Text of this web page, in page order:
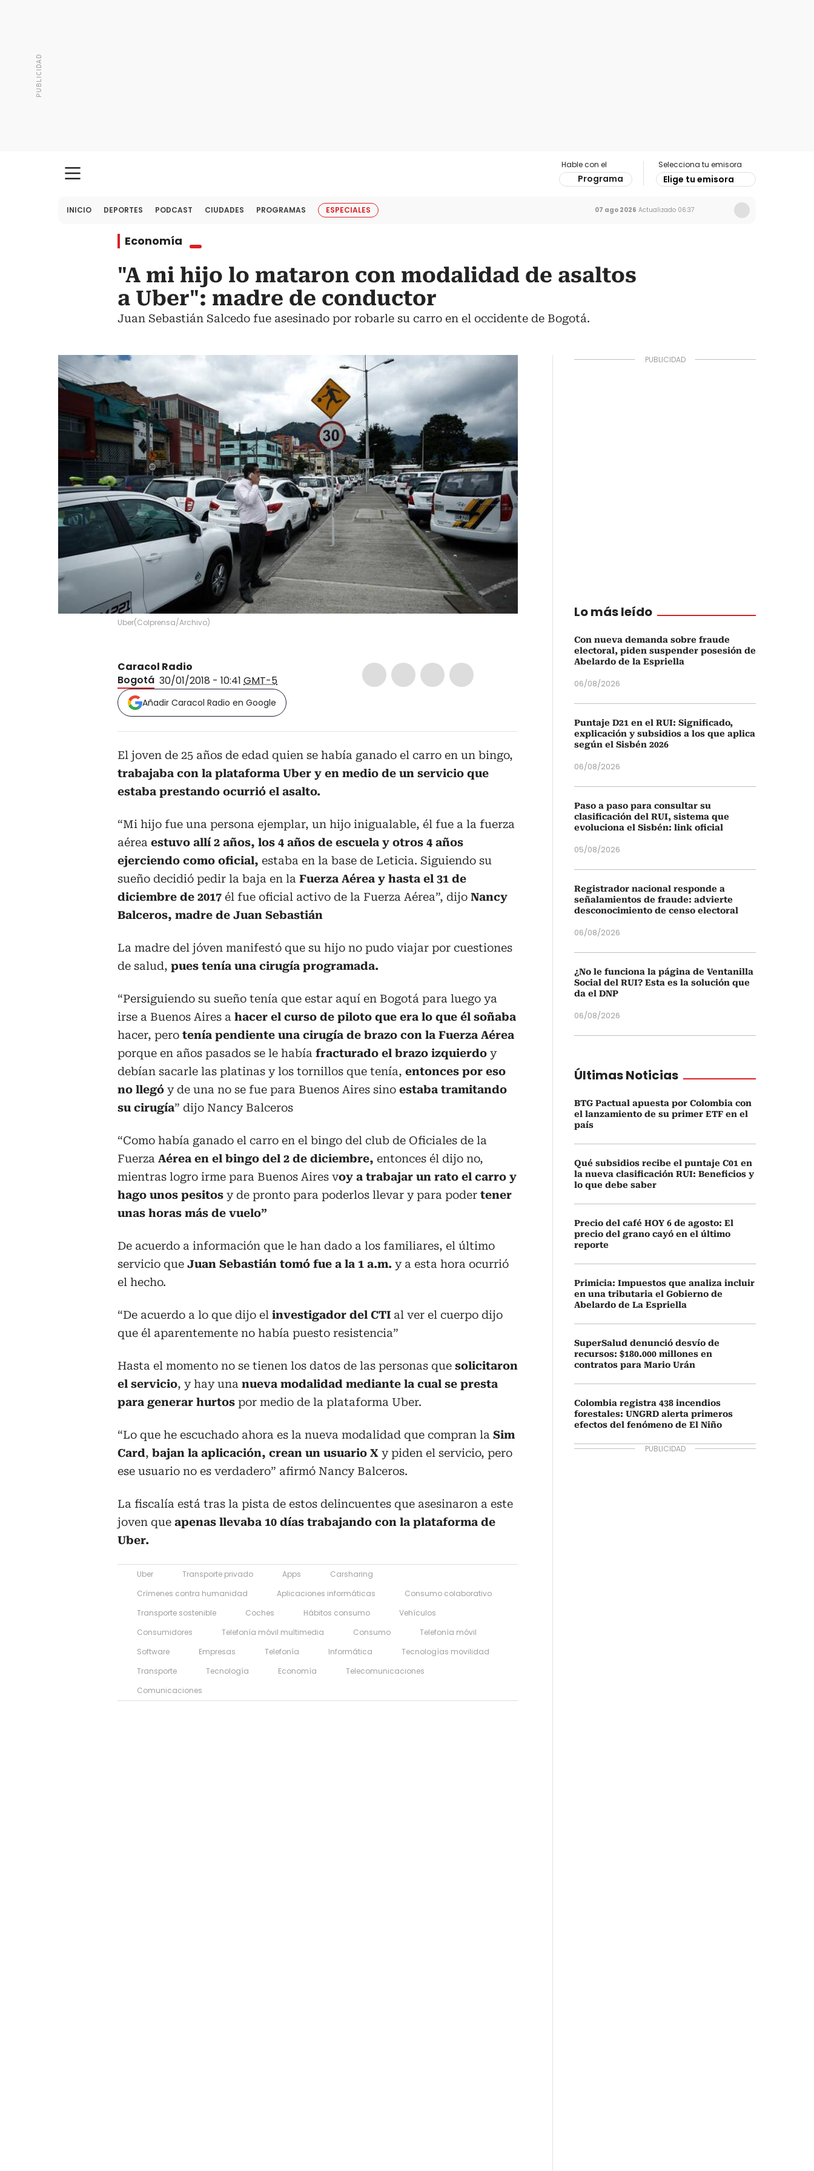
Hable con el
Programa
Selecciona tu emisora
Elige tu emisora
INICIO DEPORTES PODCAST CIUDADES PROGRAMAS ESPECIALES 07 ago 2026 Actualizado 06:37
Economía
"A mi hijo lo mataron con modalidad de asaltos
a Uber": madre de conductor
Juan Sebastián Salcedo fue asesinado por robarle su carro en el occidente de Bogotá.
Uber(Colprensa/Archivo)
Caracol Radio
Bogotá 30/01/2018 - 10:41 GMT-5
Añadir Caracol Radio en Google
El joven de 25 años de edad quien se había ganado el carro en un bingo,
trabajaba con la plataforma Uber y en medio de un servicio que
estaba prestando ocurrió el asalto.
“Mi hijo fue una persona ejemplar, un hijo inigualable, él fue a la fuerza
aérea estuvo allí 2 años, los 4 años de escuela y otros 4 años
ejerciendo como oficial, estaba en la base de Leticia. Siguiendo su
sueño decidió pedir la baja en la Fuerza Aérea y hasta el 31 de
diciembre de 2017 él fue oficial activo de la Fuerza Aérea”, dijo Nancy
Balceros, madre de Juan Sebastián
La madre del jóven manifestó que su hijo no pudo viajar por cuestiones
de salud, pues tenía una cirugía programada.
“Persiguiendo su sueño tenía que estar aquí en Bogotá para luego ya
irse a Buenos Aires a hacer el curso de piloto que era lo que él soñaba
hacer, pero tenía pendiente una cirugía de brazo con la Fuerza Aérea
porque en años pasados se le había fracturado el brazo izquierdo y
debían sacarle las platinas y los tornillos que tenía, entonces por eso
no llegó y de una no se fue para Buenos Aires sino estaba tramitando
su cirugía” dijo Nancy Balceros
“Como había ganado el carro en el bingo del club de Oficiales de la
Fuerza Aérea en el bingo del 2 de diciembre, entonces él dijo no,
mientras logro irme para Buenos Aires voy a trabajar un rato el carro y
hago unos pesitos y de pronto para poderlos llevar y para poder tener
unas horas más de vuelo”
De acuerdo a información que le han dado a los familiares, el último
servicio que Juan Sebastián tomó fue a la 1 a.m. y a esta hora ocurrió
el hecho.
“De acuerdo a lo que dijo el investigador del CTI al ver el cuerpo dijo
que él aparentemente no había puesto resistencia”
Hasta el momento no se tienen los datos de las personas que solicitaron
el servicio, y hay una nueva modalidad mediante la cual se presta
para generar hurtos por medio de la plataforma Uber.
“Lo que he escuchado ahora es la nueva modalidad que compran la Sim
Card, bajan la aplicación, crean un usuario X y piden el servicio, pero
ese usuario no es verdadero” afirmó Nancy Balceros.
La fiscalía está tras la pista de estos delincuentes que asesinaron a este
joven que apenas llevaba 10 días trabajando con la plataforma de
Uber.
Uber Transporte privado Apps
Carsharing
Crímenes contra humanidad
Aplicaciones informáticas
Consumo colaborativo
Transporte sostenible
Coches Hábitos consumo
Vehículos
Consumidores
Telefonía móvil multimedia Consumo
Telefonía móvil
Software
Empresas Telefonía Informática
Tecnologías movilidad
Transporte
Tecnología Economía
Telecomunicaciones
Comunicaciones
Lo más leído
Con nueva demanda sobre fraude
electoral, piden suspender posesión de
Abelardo de la Espriella
06/08/2026
Puntaje D21 en el RUI: Significado,
explicación y subsidios a los que aplica
según el Sisbén 2026
06/08/2026
Paso a paso para consultar su
clasificación del RUI, sistema que
evoluciona el Sisbén: link oficial
05/08/2026
Registrador nacional responde a
señalamientos de fraude: advierte
desconocimiento de censo electoral
06/08/2026
¿No le funciona la página de Ventanilla
Social del RUI? Esta es la solución que
da el DNP
06/08/2026
Últimas Noticias
BTG Pactual apuesta por Colombia con
el lanzamiento de su primer ETF en el
país
Qué subsidios recibe el puntaje C01 en
la nueva clasificación RUI: Beneficios y
lo que debe saber
Precio del café HOY 6 de agosto: El
precio del grano cayó en el último
reporte
Primicia: Impuestos que analiza incluir
en una tributaria el Gobierno de
Abelardo de La Espriella
SuperSalud denunció desvío de
recursos: $180.000 millones en
contratos para Mario Urán
Colombia registra 438 incendios
forestales: UNGRD alerta primeros
efectos del fenómeno de El Niño